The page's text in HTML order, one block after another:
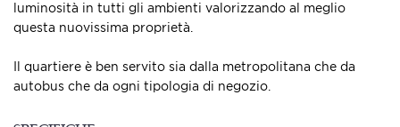
luminosità in tutti gli ambienti valorizzando al meglio
questa nuovissima proprietà.
Il quartiere è ben servito sia dalla metropolitana che da
autobus che da ogni tipologia di negozio.